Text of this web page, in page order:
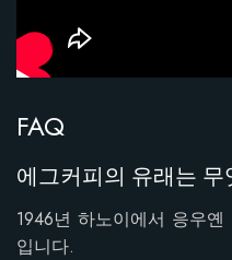
FAQ
에그커피의 유래는 무
1946년 하노이에서 응우
입니다.